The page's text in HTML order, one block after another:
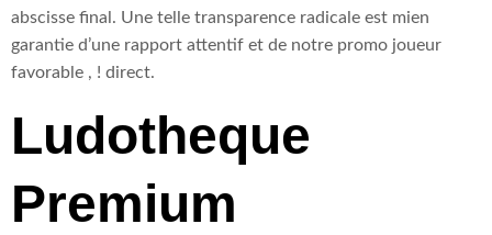
abscisse final. Une telle transparence radicale est mien
garantie d’une rapport attentif et de notre promo joueur
favorable , ! direct.
Ludotheque
Premium